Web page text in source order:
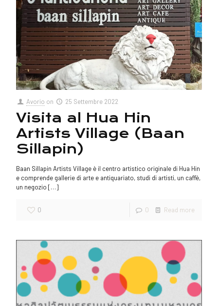
Avorio on 25 Settembre 2022
Visita al Hua Hin
Artists Village (Baan
Sillapin)
Baan Sillapin Artists Village è il centro artistico originale di Hua Hin
e comprende gallerie di arte e antiquariato, studi di artisti, un caffè,
un negozio […]
0 0 Read more